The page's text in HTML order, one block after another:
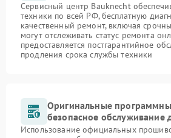
Сервисный центр Bauknecht
техники по всей РФ, бесплатную
качественный ремонт, включая
могут отслеживать статус ремонта
предоставляется постгарантийное
продления срока службы техники
Оригинальные
безопасное обслуживание
Использование официальных